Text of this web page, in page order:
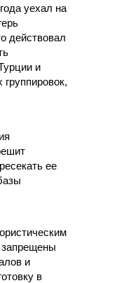
уехал на
действовал
и
ее
запрещены
и
в